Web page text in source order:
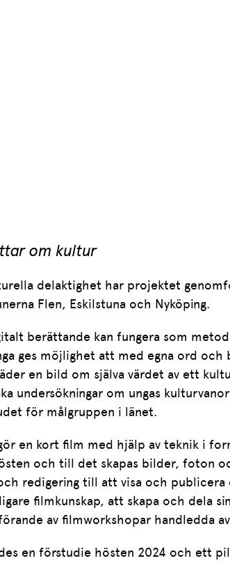
om kultur
delaktighet har projektet
Flen, Eskilstuna och Nyköping.
berättande kan fungera som
ges möjlighet att med egna ord
en bild om själva värdet av ett
undersökningar om ungas
för målgruppen i länet.
en kort film med hjälp av teknik i
och till det skapas bilder, foton
redigering till att visa och
filmkunskap, att skapa och dela
av filmworkshopar handledda
en förstudie hösten 2024 och ett